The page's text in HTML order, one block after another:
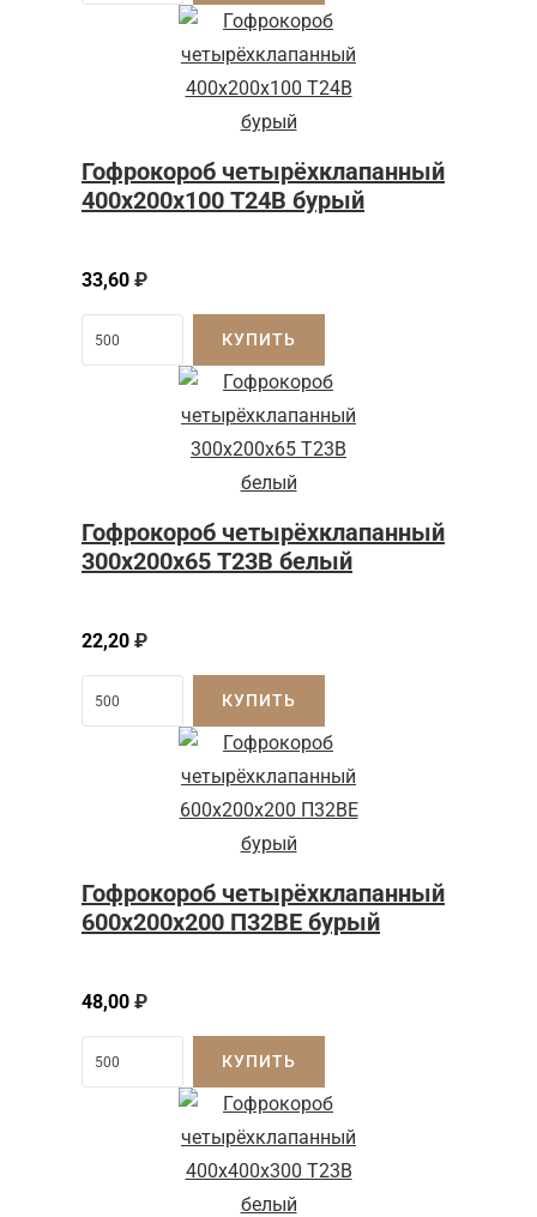
Гофрокороб четырёхклапанный
400х200х100 Т24В бурый
33,60 ₽
КУПИТЬ
Гофрокороб четырёхклапанный
300х200х65 Т23В белый
22,20 ₽
КУПИТЬ
Гофрокороб четырёхклапанный
600x200x200 П32BE бурый
48,00 ₽
КУПИТЬ